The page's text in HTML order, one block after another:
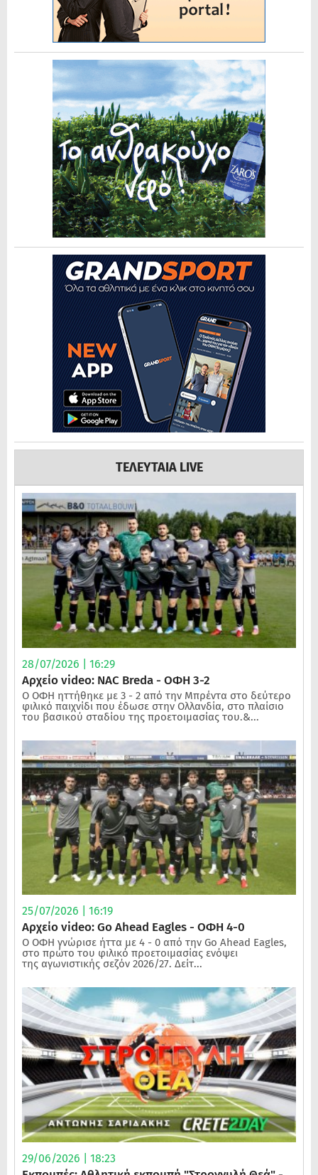
ΤΕΛΕΥΤΑΙΑ LIVE
28/07/2026 | 16:29
Αρχείο video: NAC Breda - ΟΦΗ 3-2
Ο ΟΦΗ ηττήθηκε με 3 - 2 από την Μπρέντα στο δεύτερο
φιλικό παιχνίδι που έδωσε στην Ολλανδία, στο πλαίσιο
του βασικού σταδίου της προετοιμασίας του.&...
25/07/2026 | 16:19
Αρχείο video: Go Ahead Eagles - ΟΦΗ 4-0
Ο ΟΦΗ γνώρισε ήττα με 4 - 0 από την Go Ahead Eagles,
στο πρώτο του φιλικό προετοιμασίας ενόψει
της αγωνιστικής σεζόν 2026/27. Δείτ...
29/06/2026 | 18:23